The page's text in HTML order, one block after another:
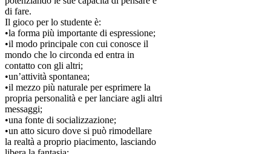
di fare.
Il gioco per lo studente è:
•la forma più importante di espressione;
•il modo principale con cui conosce il
mondo che lo circonda ed entra in
contatto con gli altri;
•un’attività spontanea;
•il mezzo più naturale per esprimere la
propria personalità e per lanciare agli altri
messaggi;
•una fonte di socializzazione;
•un atto sicuro dove si può rimodellare
la realtà a proprio piacimento, lasciando